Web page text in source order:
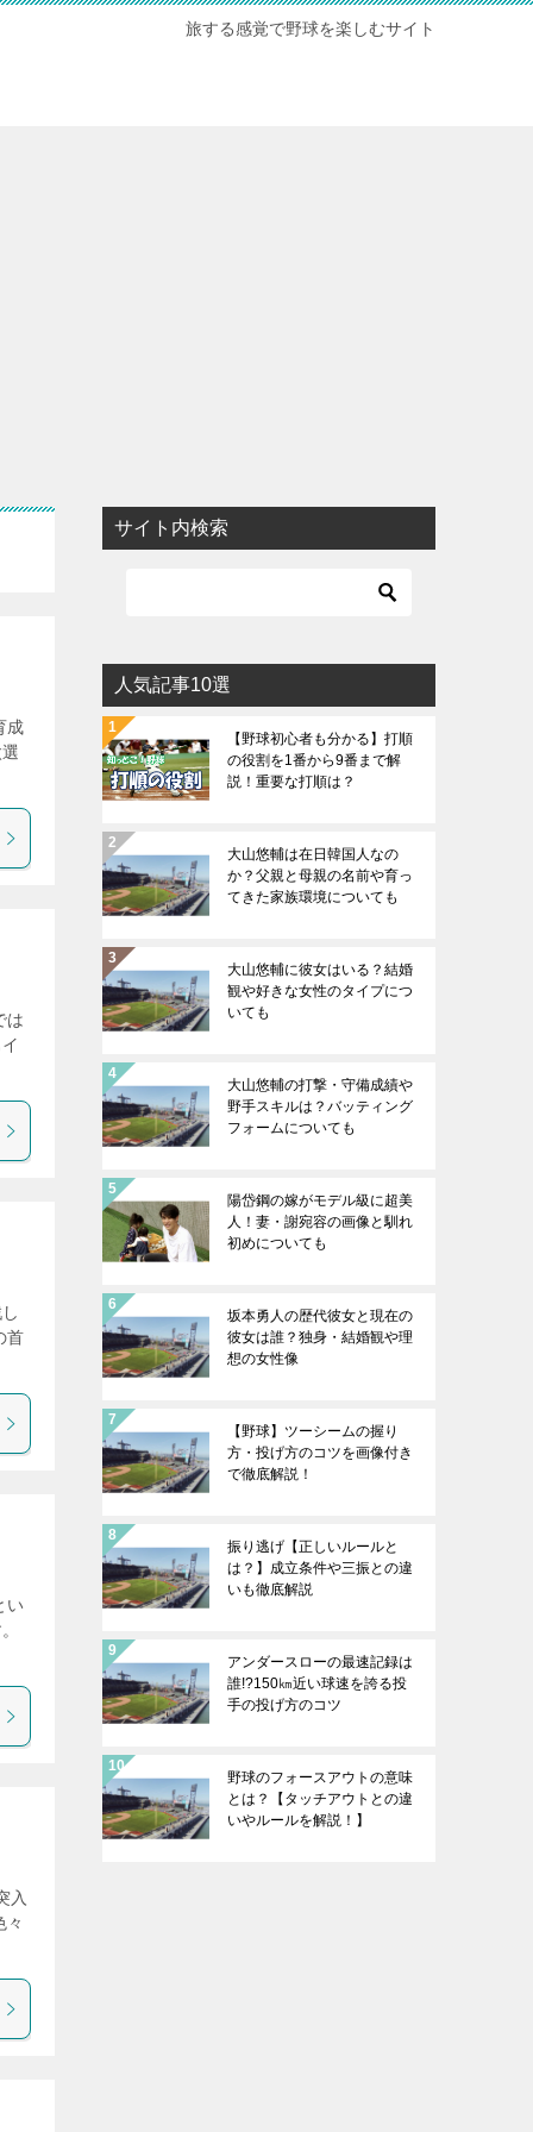
旅する感覚で野球を楽しむサイト
成
は
首
い
入
々
サイト内検索
人気記事10選
【野球初心者も分かる】打順
の役割を1番から9番まで解
説！重要な打順は？
大山悠輔は在日韓国人なの
か？父親と母親の名前や育っ
てきた家族環境についても
大山悠輔に彼女はいる？結婚
観や好きな女性のタイプにつ
いても
大山悠輔の打撃・守備成績や
野手スキルは？バッティング
フォームについても
陽岱鋼の嫁がモデル級に超美
人！妻・謝宛容の画像と馴れ
初めについても
坂本勇人の歴代彼女と現在の
彼女は誰？独身・結婚観や理
想の女性像
【野球】ツーシームの握り
方・投げ方のコツを画像付き
で徹底解説！
振り逃げ【正しいルールと
は？】成立条件や三振との違
いも徹底解説
アンダースローの最速記録は
誰!?150㎞近い球速を誇る投
手の投げ方のコツ
野球のフォースアウトの意味
とは？【タッチアウトとの違
いやルールを解説！】